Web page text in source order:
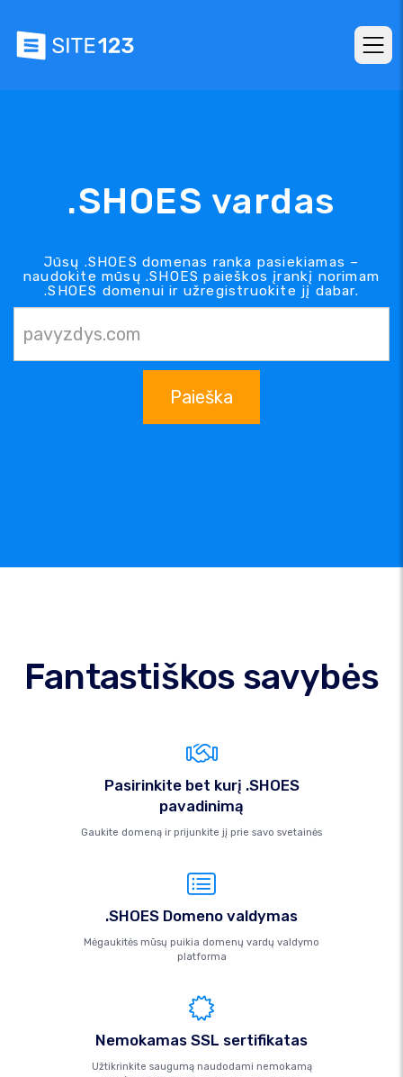
.SHOES vardas
Jūsų .SHOES domenas ranka pasiekiamas –
naudokite mūsų .SHOES paieškos įrankį norimam
.SHOES domenui ir užregistruokite jį dabar.
Paieška
Fantastiškos savybės
Pasirinkite bet kurį .SHOES
pavadinimą
Gaukite domeną ir prijunkite jį prie savo svetainės
.SHOES Domeno valdymas
Mėgaukitės mūsų puikia domenų vardų valdymo
platforma
Nemokamas SSL sertifikatas
Užtikrinkite saugumą naudodami nemokamą